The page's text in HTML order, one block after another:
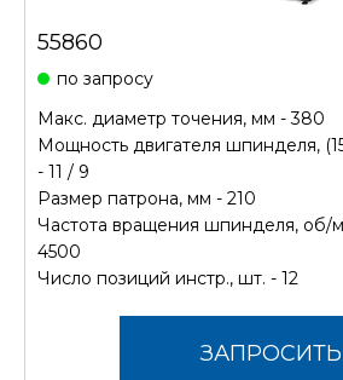
55860
по запросу
Макс. диаметр точения, мм - 380
Мощность двигателя шпинделя,
- 11 / 9
Размер патрона, мм - 210
Частота вращения шпинделя, об/
4500
Число позиций инстр., шт. - 12
ЗАПРОСИТЬ